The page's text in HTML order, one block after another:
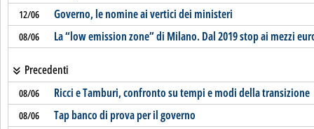
12/06 Governo, le nomine ai vertici dei ministeri
08/06 La “low emission zone” di Milano. Dal 2019 stop ai mezzi
Precedenti
08/06 Ricci e Tamburi, confronto su tempi e modi della transizione
08/06 Tap banco di prova per il governo